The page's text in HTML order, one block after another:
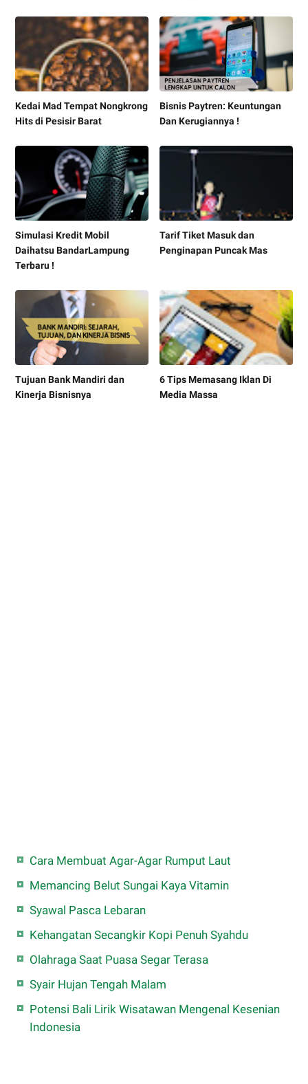
Kedai Mad Tempat Nongkrong
Hits di Pesisir Barat
Bisnis Paytren: Keuntungan
Dan Kerugiannya !
Simulasi Kredit Mobil
Daihatsu BandarLampung
Terbaru !
Tarif Tiket Masuk dan
Penginapan Puncak Mas
Tujuan Bank Mandiri dan
Kinerja Bisnisnya
6 Tips Memasang Iklan Di
Media Massa
Cara Membuat Agar-Agar Rumput Laut
Memancing Belut Sungai Kaya Vitamin
Syawal Pasca Lebaran
Kehangatan Secangkir Kopi Penuh Syahdu
Olahraga Saat Puasa Segar Terasa
Syair Hujan Tengah Malam
Potensi Bali Lirik Wisatawan Mengenal Kesenian
Indonesia